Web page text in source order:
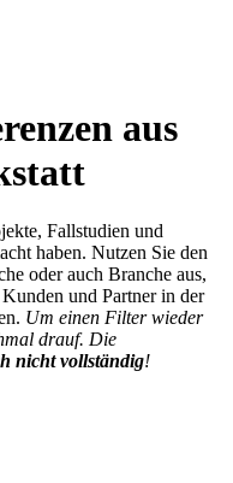
aus
Fallstudien und
haben. Nutzen Sie den
oder auch Branche aus,
und Partner in der
Um einen Filter wieder
drauf. Die
nicht vollständig!